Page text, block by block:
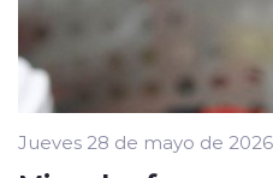
Jueves 28 de mayo de 2026